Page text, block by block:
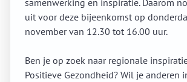
samenwerking en inspiratie. Daarom
uit voor deze bijeenkomst op
november van 12.30 tot 16.00 uur.
Ben je op zoek naar regionale
Positieve Gezondheid? Wil je anderen